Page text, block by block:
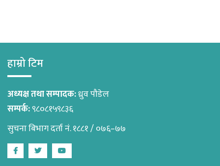
हाम्रो टिम
अध्यक्ष तथा सम्पादक:ध्रुव पौडेल
सम्पर्क:९८०८१५९८३६
सुचना बिभाग दर्ता नं. १८८१ / ०७६–७७
FacebookTwitterYoutube